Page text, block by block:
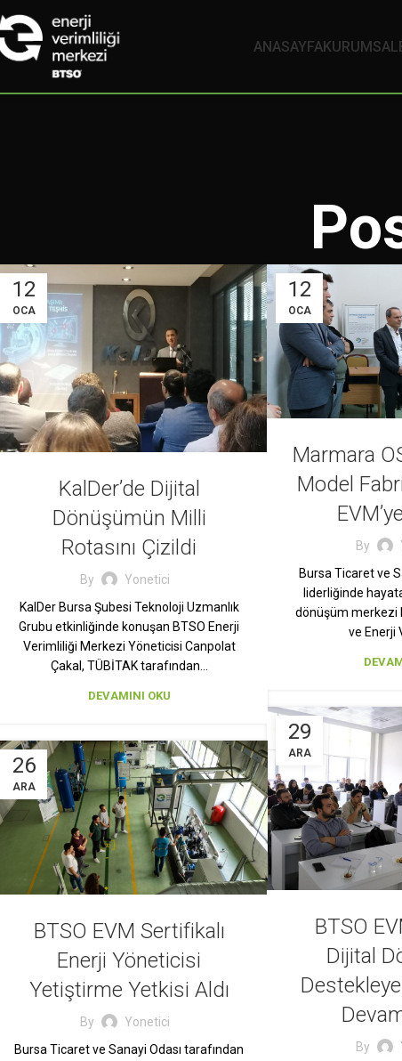
ANASAYFAKURUMSAL
12
OCA
KalDer’de Dijital
Dönüşümün Milli
Rotasını Çizildi
By
Yonetici
KalDer Bursa Şubesi Teknoloji Uzmanlık
Grubu etkinliğinde konuşan BTSO Enerji
Verimliliği Merkezi Yöneticisi Canpolat
Çakal, TÜBİTAK tarafından…
DEVAMINI OKU
12
OCA
Marmara
Model
By
Bursa Ticaret ve
liderliğinde
dönüşüm merkezi
ve Enerji
29
ARA
BTSO
Dijital
By
26
ARA
BTSO EVM Sertifikalı
Enerji Yöneticisi
Yetiştirme Yetkisi Aldı
By
Yonetici
Bursa Ticaret ve Sanayi Odası tarafından